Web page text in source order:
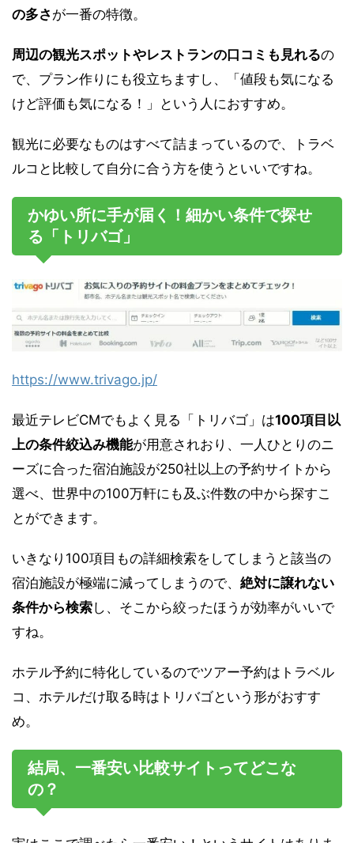
の多さが一番の特徴。
周辺の観光スポットやレストランの口コミも見れるの
で、プラン作りにも役立ちますし、「値段も気になる
けど評価も気になる！」という人におすすめ。
観光に必要なものはすべて詰まっているので、トラベ
ルコと比較して自分に合う方を使うといいですね。
かゆい所に手が届く！細かい条件で探せ
る「トリバゴ」
https://www.trivago.jp/
最近テレビCMでもよく見る「トリバゴ」は100項目以
上の条件絞込み機能が用意されおり、一人ひとりのニ
ーズに合った宿泊施設が250社以上の予約サイトから
選べ、世界中の100万軒にも及ぶ件数の中から探すこ
とができます。
いきなり100項目もの詳細検索をしてしまうと該当の
宿泊施設が極端に減ってしまうので、 絶対に譲れない
条件から検索し、そこから絞ったほうが効率がいいで
すね。
ホテル予約に特化しているのでツアー予約はトラベル
コ、ホテルだけ取る時はトリバゴという形がおすす
め。
結局、一番安い比較サイトってどこな
の？